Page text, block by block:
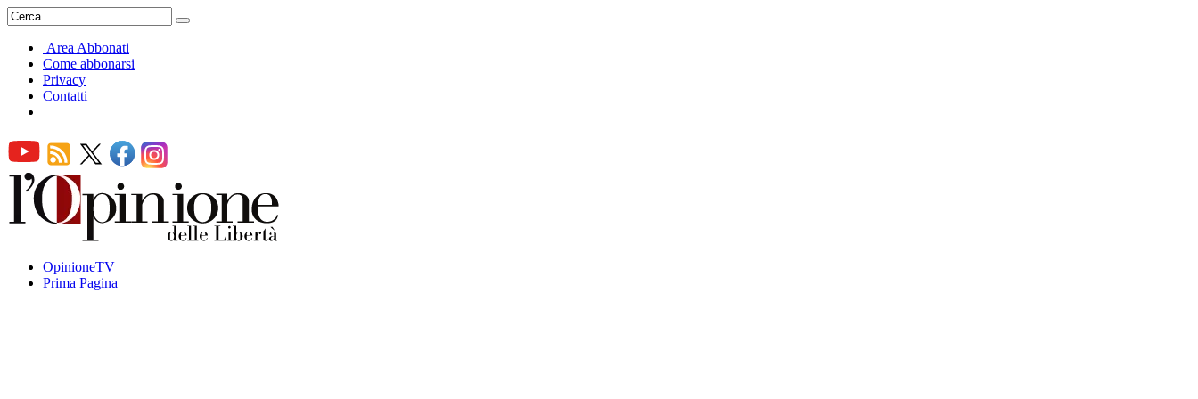
Area Abbonati
Come abbonarsi
Privacy
Contatti
OpinioneTV
Prima Pagina